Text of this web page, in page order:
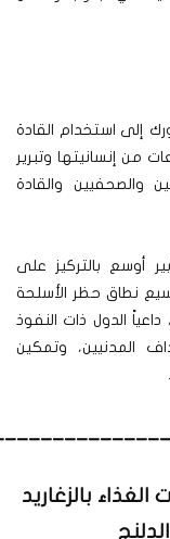
إلى استخدام القادة
من إنسانيتها وتبرير
والصحفيين والقادة
أوسع بالتركيز على
نطاق حظر الأسلحة
الدول ذات النفوذ
المدنيين، وتمكين
بالزغاريد